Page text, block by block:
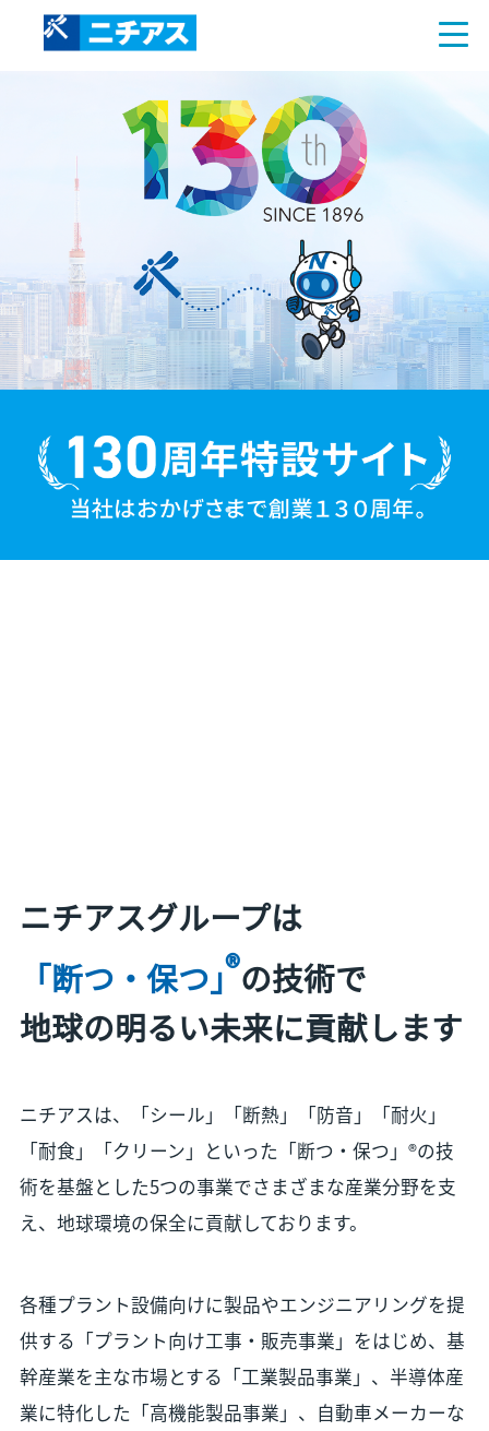
ニチアスグループは
「断つ・保つ」
®の技術で
地球の明るい未来に貢献します
ニチアスは、「シール」「断熱」「防音」「耐火」
「耐食」「クリーン」といった「断つ・保つ」®の技
術を基盤とした5つの事業でさまざまな産業分野を支
え、地球環境の保全に貢献しております。
各種プラント設備向けに製品やエンジニアリングを提
供する「プラント向け工事・販売事業」をはじめ、基
幹産業を主な市場とする「工業製品事業」、半導体産
業に特化した「高機能製品事業」、自動車メーカーな